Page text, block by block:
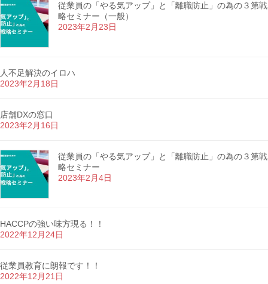
従業員の「やる気アップ」と「離職防止」の為の３第戦
略セミナー（一般）
2023年2月23日
人不足解決のイロハ
2023年2月18日
店舗DXの窓口
2023年2月16日
従業員の「やる気アップ」と「離職防止」の為の３第戦
略セミナー
2023年2月4日
HACCPの強い味方現る！！
2022年12月24日
従業員教育に朗報です！！
2022年12月21日